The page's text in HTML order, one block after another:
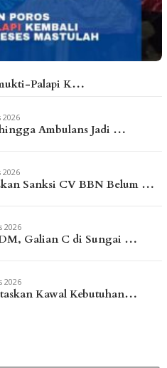
Palapi K…
2026
Ambulans Jadi …
2026
Sanksi CV BBN Belum …
2026
Galian C di Sungai …
2026
Kawal Kebutuhan…